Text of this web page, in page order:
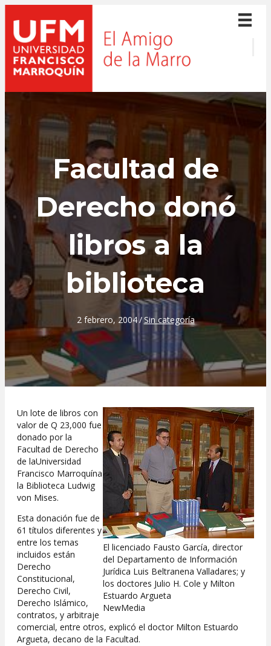
Facultad de
Derecho donó
libros a la
biblioteca
2 febrero, 2004/Sin categoría
El licenciado Fausto García, director
del Departamento de Información
Jurídica Luis Beltranena Valladares; y
los doctores Julio H. Cole y Milton
Estuardo Argueta
NewMedia
Un lote de libros con
valor de Q 23,000 fue
donado por la
Facultad de Derecho
de laUniversidad
Francisco Marroquína
la Biblioteca Ludwig
von Mises.
Esta donación fue de
61 títulos diferentes y
entre los temas
incluidos están
Derecho
Constitucional,
Derecho Civil,
Derecho Islámico,
contratos, y arbitraje
comercial, entre otros, explicó el doctor Milton Estuardo
Argueta, decano de la Facultad.